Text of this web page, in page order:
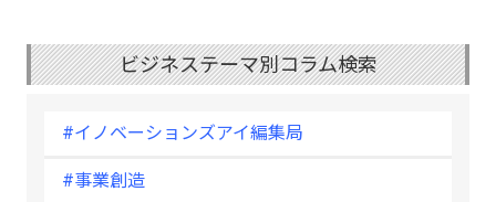
ビジネステーマ別コラム検索
#イノベーションズアイ編集局
#事業創造